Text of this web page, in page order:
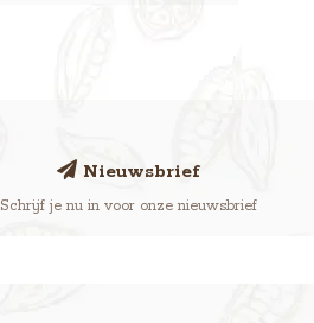
Nieuwsbrief
Schrijf je nu in voor onze nieuwsbrief